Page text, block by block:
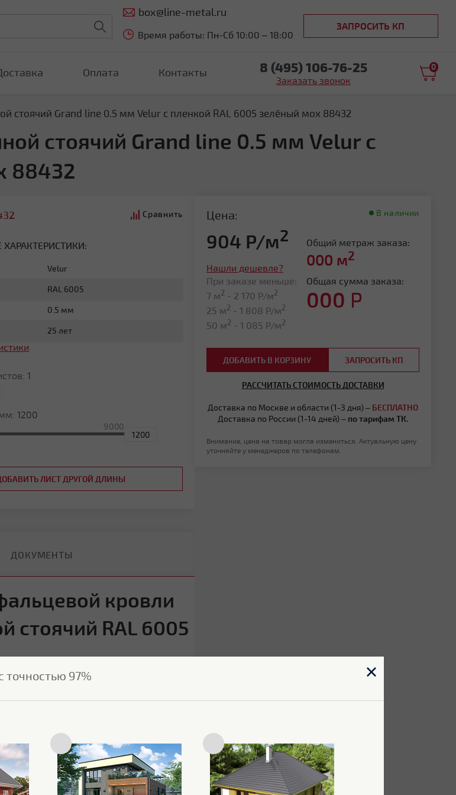
box@line-metal.ru
Время работы: Пн-Сб 10:00 – 18:00
ЗАПРОСИТЬ КП
Оплата Контакты 8 (495) 106-76-25
Заказать звонок
0
стоячий Grand line 0.5 мм Velur с пленкой RAL 6005 зелёный мох 88432
стоячий Grand line 0.5 мм Velur с
88432
Сравнить
ХАРАКТЕРИСТИКИ:
Velur
RAL 6005
0.5 мм
25 лет
1
1200
9000
ЛИСТ ДРУГОЙ ДЛИНЫ
ДОКУМЕНТЫ
кровли
стоячий RAL 6005
поверхности
35 мкм
Текстурированная
Цена:
904 Р/м2
Нашли дешевле?
При заказе меньше:
7 м2 - 2 170 Р/м2
25 м2 - 1 808 Р/м2
50 м2 - 1 085 Р/м2
В наличии
Общий метраж заказа:
000 м2
Общая сумма заказа:
000 Р
ДОБАВИТЬ В КОРЗИНУ ЗАПРОСИТЬ КП
РАССЧИТАТЬ СТОИМОСТЬ ДОСТАВКИ
Доставка по Москве и области (1-3 дня) – БЕСПЛАТНО
Доставка по России (1-14 дней) – по тарифам ТК.
Внимание, цена на товар могла измениться. Актуальную цену
уточняйте у менеджеров по телефонам.
точностью 97%